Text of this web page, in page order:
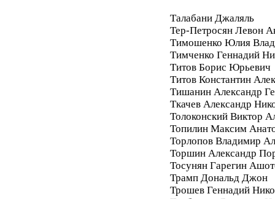
Талабани Джаляль
Тер-Петросян Левон
Тимошенко Юлия
Тимченко Геннадий
Титов Борис Юрьевич
Титов Константин
Тишанин Александр
Ткачев Александр
Толоконский Виктор
Топилин Максим
Торлопов Владимир
Торшин Александр
Тосунян Гарегин
Трамп Дональд Джон
Трошев Геннадий